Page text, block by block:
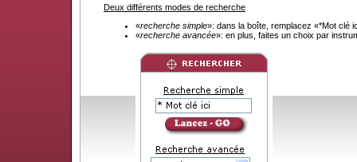
Deux différents modes de recherche
«recherche simple»: dans la boîte, remplacez «*Mot clé
«recherche avancée»: en plus, faites un choix par